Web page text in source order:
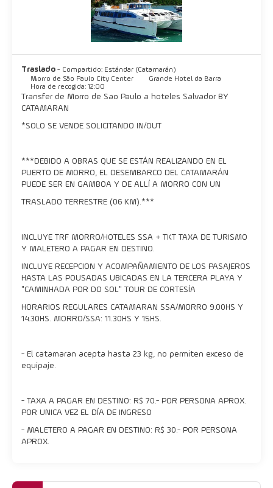
Salvador es el centro de colorido e histórico de Brasil de la
cultura afro-brasileña, la cultura africana es una gran parte de
esta ciudad y es evidente en su comida, la música y las
repartidos por toda la ciudad.
La mayoría de los terreiros permitirán a los visitantes asistir a
sus ceremonias. Lo mejor del Salvador se encuentra en su vida
Traslado - Compartido: Estándar (Catamarán)
Morro de São Paulo City Center
Grande Hotel da Barra
Hora de recogida: 12:00
Transfer de Morro de Sao Paulo a hoteles Salvador BY
CATAMARAN
*SOLO SE VENDE SOLICITANDO IN/OUT
***DEBIDO A OBRAS QUE SE ESTÁN REALIZANDO EN EL
PUERTO DE MORRO, EL DESEMBARCO DEL CATAMARÁN
PUEDE SER EN GAMBOA Y DE ALLÍ A MORRO CON UN
TRASLADO TERRESTRE (06 KM).***
INCLUYE TRF MORRO/HOTELES SSA + TKT TAXA DE TURISMO
Y MALETERO A PAGAR EN DESTINO.
INCLUYE RECEPCION Y ACOMPAÑAMIENTO DE LOS PASAJEROS
HASTA LAS POUSADAS UBICADAS EN LA TERCERA PLAYA Y
"CAMINHADA POR DO SOL" TOUR DE CORTESÍA
HORARIOS REGULARES CATAMARAN SSA/MORRO 9.00HS Y
14.30HS. MORRO/SSA: 11.30HS Y 15HS.
- El catamaran acepta hasta 23 kg, no permiten exceso de
equipaje.
- TAXA A PAGAR EN DESTINO: R$ 70.- POR PERSONA APROX.
POR UNICA VEZ EL DÍA DE INGRESO
- MALETERO A PAGAR EN DESTINO: R$ 30.- POR PERSONA
APROX.